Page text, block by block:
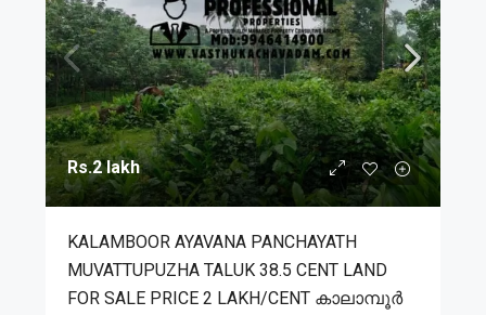
Rs.2 lakh
KALAMBOOR AYAVANA PANCHAYATH
MUVATTUPUZHA TALUK 38.5 CENT LAND
FOR SALE PRICE 2 LAKH/CENT കാലാമ്പൂർ